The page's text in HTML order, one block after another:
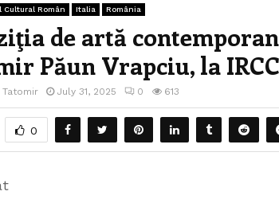
Român Italia România
de artă
Păun Vrapciu, la
Tatomir July 31, 2025 0 613
0